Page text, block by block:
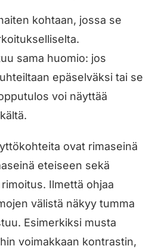
kohtaan, jossa se
sama huomio: jos
epäselväksi tai se
voi näyttää
ovat rimaseinä
eteiseen sekä
Ilmettä ohjaa
välistä näkyy tumma
Esimerkiksi musta
voimakkaan kontrastin,